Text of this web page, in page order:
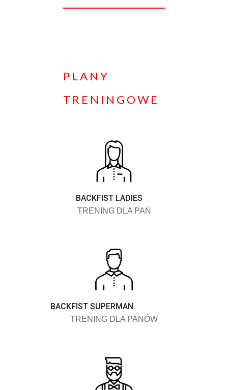
PLANY
TRENINGOWE
BACKFIST LADIES
TRENING DLA PAŃ
BACKFIST SUPERMAN
TRENING DLA PANÓW